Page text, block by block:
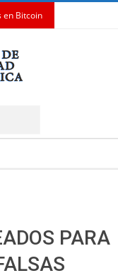
en Bitcoin
PARA